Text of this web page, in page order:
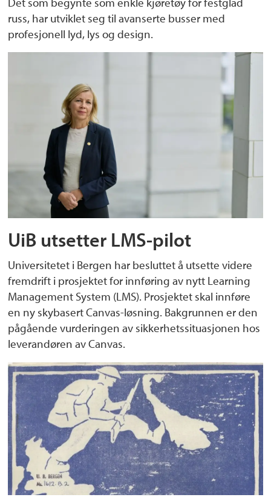
russ, har utviklet seg til avanserte busser med
profesjonell lyd, lys og design.
UiB utsetter LMS-pilot
Universitetet i Bergen har besluttet å utsette videre
fremdrift i prosjektet for innføring av nytt Learning
Management System (LMS). Prosjektet skal innføre
en ny skybasert Canvas-løsning. Bakgrunnen er den
pågående vurderingen av sikkerhetssituasjonen hos
leverandøren av Canvas.